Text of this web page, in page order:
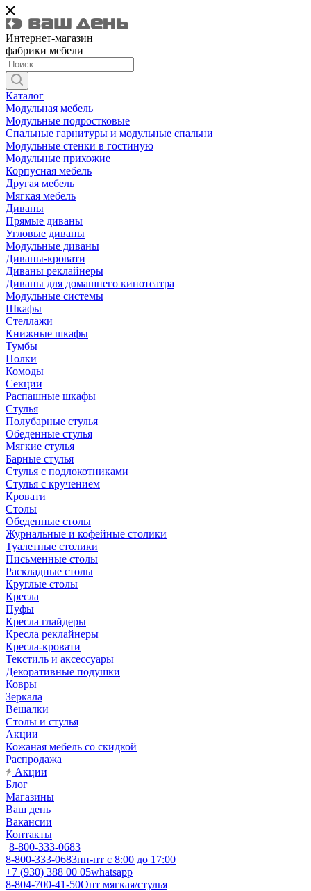
Интернет-магазин
фабрики мебели
Каталог
Модульная мебель
Модульные подростковые
Спальные гарнитуры и модульные спальни
Модульные стенки в гостиную
Модульные прихожие
Корпусная мебель
Другая мебель
Мягкая мебель
Диваны
Прямые диваны
Угловые диваны
Модульные диваны
Диваны-кровати
Диваны реклайнеры
Диваны для домашнего кинотеатра
Модульные системы
Шкафы
Стеллажи
Книжные шкафы
Тумбы
Полки
Комоды
Секции
Распашные шкафы
Стулья
Полубарные стулья
Обеденные стулья
Мягкие стулья
Барные стулья
Стулья с подлокотниками
Стулья с кручением
Кровати
Столы
Обеденные столы
Журнальные и кофейные столики
Туалетные столики
Письменные столы
Раскладные столы
Круглые столы
Кресла
Пуфы
Кресла глайдеры
Кресла реклайнеры
Кресла-кровати
Текстиль и аксессуары
Декоративные подушки
Ковры
Зеркала
Вешалки
Столы и стулья
Акции
Кожаная мебель со скидкой
Распродажа
Акции
Блог
Магазины
Ваш день
Вакансии
Контакты
8-800-333-0683
8-800-333-0683пн-пт с 8:00 до 17:00
+7 (930) 388 00 05whatsapp
8-804-700-41-50Опт мягкая/стулья